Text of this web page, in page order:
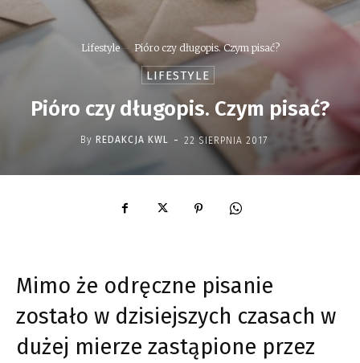
Lifestyle Pióro czy długopis. Czym pisać?
LIFESTYLE
Pióro czy długopis. Czym pisać?
By REDAKCJA KWL - 22 SIERPNIA 2017
Mimo że odręczne pisanie
zostało w dzisiejszych czasach w
dużej mierze zastąpione przez